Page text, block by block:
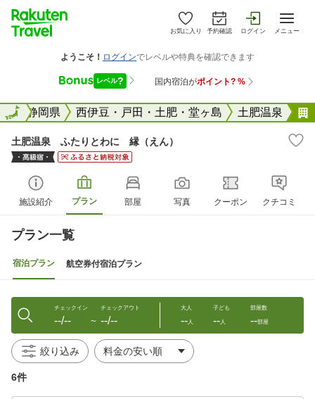
お気に入り 予約確認 ログイン メニュー
全国静岡県 西伊豆・戸田・土肥・堂ヶ島 土肥温泉
全国
土肥温泉 ふたりとわに 縁（えん）
施設紹介 プラン 部屋 写真 クーポン クチコミ
プラン一覧
宿泊プラン 航空券付宿泊プラン
チェックイン
--/-- 〜
チェックアウト
--/--
大人
--人
子ども
--人
部屋数
--部屋
絞り込み
6件